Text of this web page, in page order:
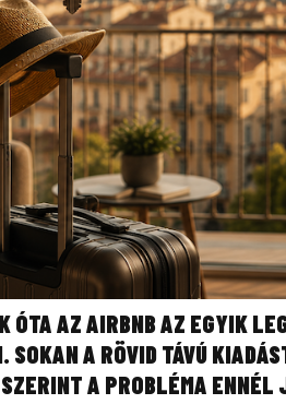
ÓTA AZ AIRBNB AZ EGYIK
SOKAN A RÖVID TÁVÚ
A PROBLÉMA